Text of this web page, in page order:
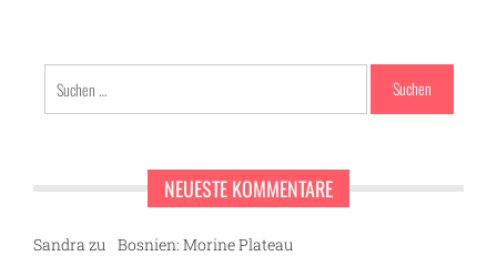
nach:
NEUESTE KOMMENTARE
Sandra zu Bosnien: Morine Plateau